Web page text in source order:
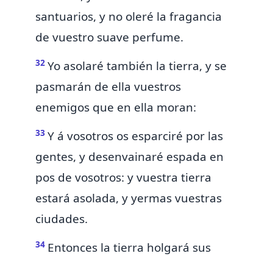
santuarios, y no oleré la fragancia
de vuestro suave perfume.
32 Yo asolaré también la tierra, y se
pasmarán de ella vuestros
enemigos que en ella moran:
33 Y á vosotros os esparciré por las
gentes, y desenvainaré espada en
pos de vosotros: y vuestra tierra
estará asolada, y yermas vuestras
ciudades.
34 Entonces la tierra holgará sus